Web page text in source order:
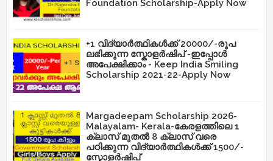
Foundation Scholarship-Apply Now
+1 വിദ്യാർത്ഥികൾക്ക് 20000/-രൂപ
ലഭിക്കുന്ന സ്കോളർഷിപ് -ഇപ്പോൾ
അപേക്ഷിക്കാം - Keep India Smiling
Scholarship 2021-22-Apply Now
Margadeepam Scholarship 2026-
Malayalam- Kerala-കേരളത്തിലെ 1
ക്ലാസ് മുതൽ 8 ക്ലാസ് വരെ
പഠിക്കുന്ന വിദ്യാർത്ഥികൾക്ക് 1500/-
സ്കോളർഷിപ്